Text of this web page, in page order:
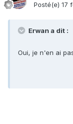
Posté(e) 17
Erwan a dit :
Oui, je n'en ai